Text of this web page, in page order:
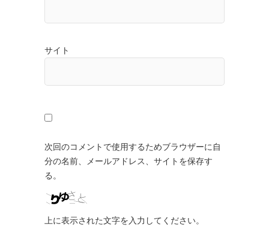
サイト
次回のコメントで使用するためブラウザーに自
分の名前、メールアドレス、サイトを保存す
る。
上に表示された文字を入力してください。